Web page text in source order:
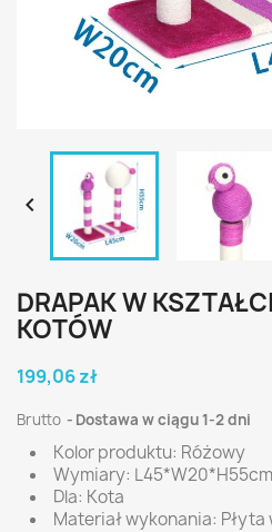

DRAPAK W
KOTÓW
199,06 zł
Brutto Dostawa w ciągu 1-2 dni
Kolor produktu: Różowy
Wymiary: L45*W20*H55cm
Dla: Kota
Materiał wykonania: